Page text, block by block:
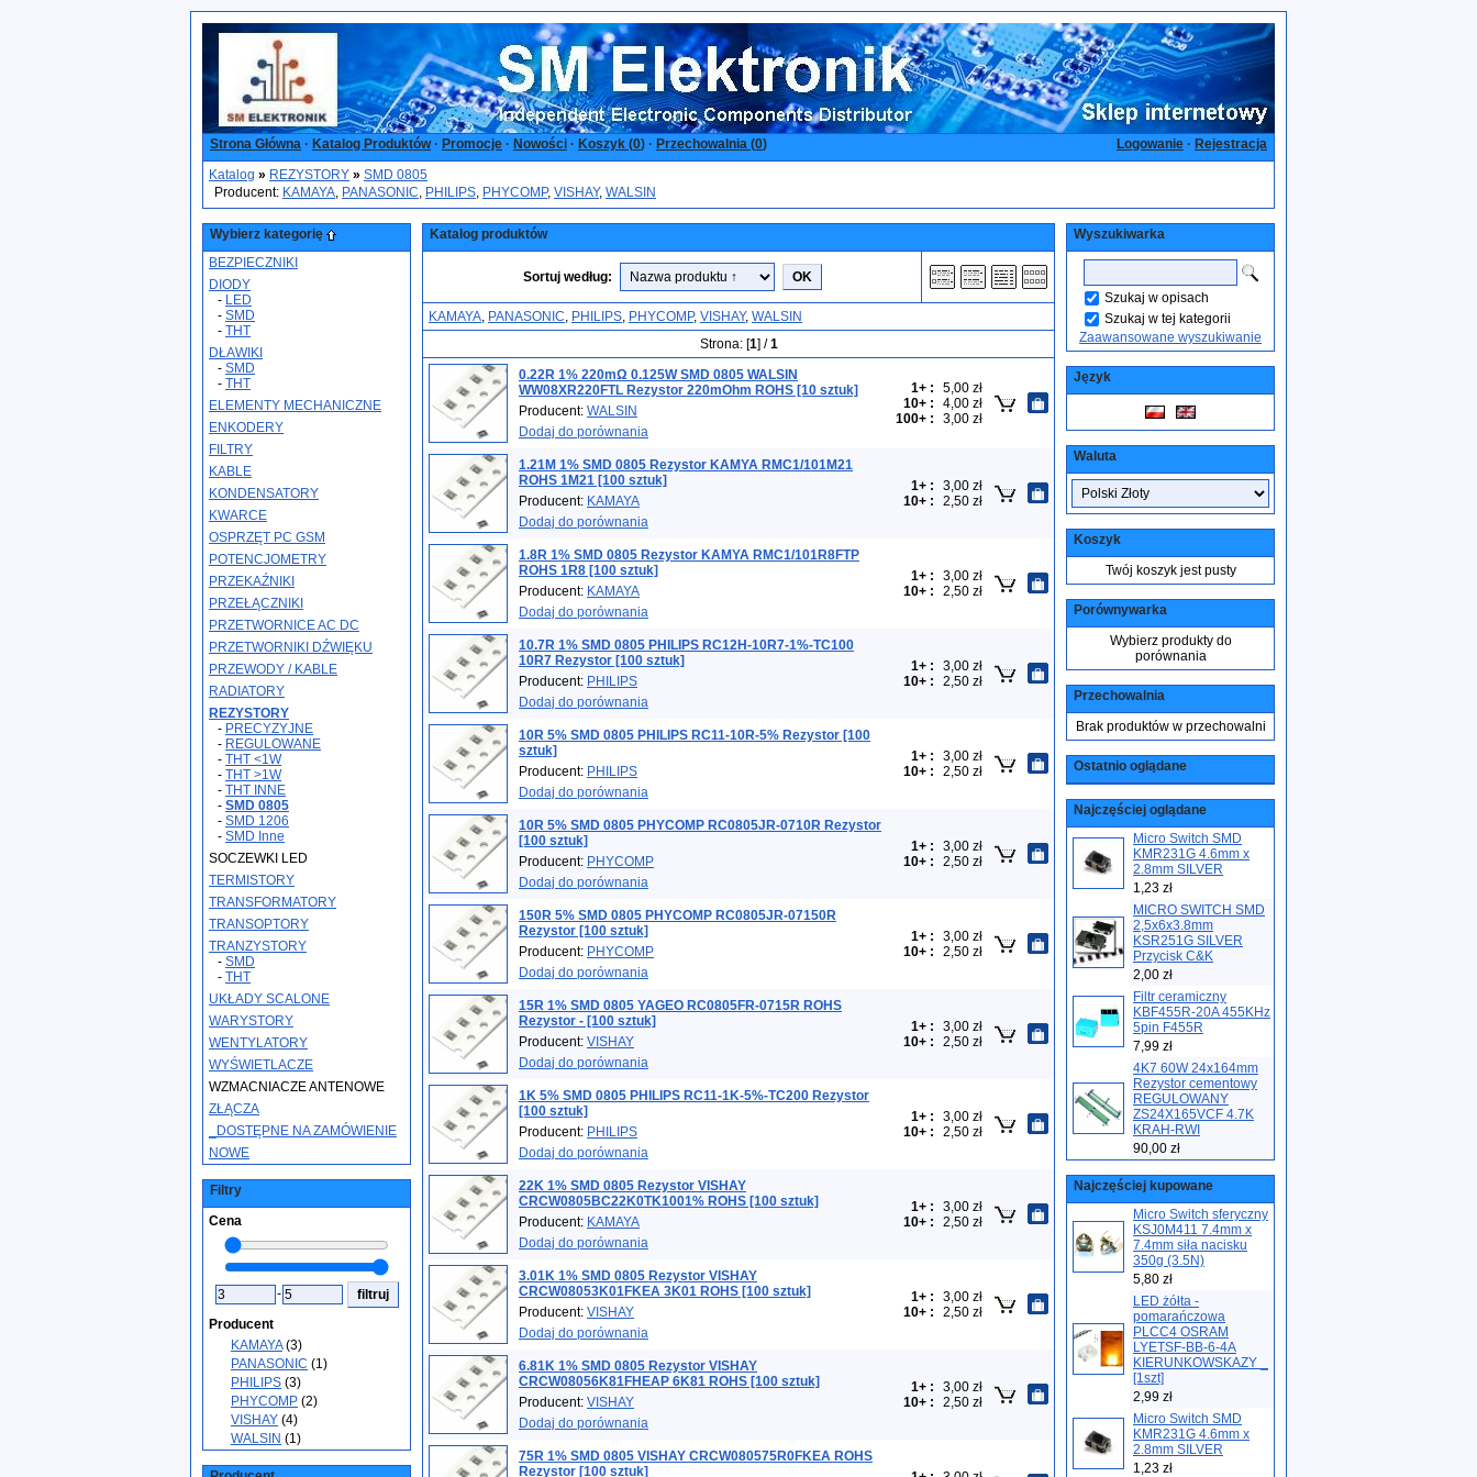
Strona Główna · Katalog Produktów· Promocje · Nowości · Koszyk (0) · Przechowalnia (0) Logowanie · Rejestracja
Katalog » REZYSTORY » SMD 0805
Producent: KAMAYA, PANASONIC, PHILIPS, PHYCOMP, VISHAY, WALSIN
Wybierz kategorię
BEZPIECZNIKI
DIODY
- LED
- SMD
- THT
DŁAWIKI
- SMD
- THT
ELEMENTY MECHANICZNE
ENKODERY
FILTRY
KABLE
KONDENSATORY
KWARCE
OSPRZĘT PC GSM
POTENCJOMETRY
PRZEKAŹNIKI
PRZEŁĄCZNIKI
PRZETWORNICE AC DC
PRZETWORNIKI DŹWIĘKU
PRZEWODY / KABLE
RADIATORY
REZYSTORY
- PRECYZYJNE
- REGULOWANE
- THT <1W
- THT >1W
- THT INNE
- SMD 0805
- SMD 1206
- SMD Inne
SOCZEWKI LED
TERMISTORY
TRANSFORMATORY
TRANSOPTORY
TRANZYSTORY
- SMD
- THT
UKŁADY SCALONE
WARYSTORY
WENTYLATORY
WYŚWIETLACZE
WZMACNIACZE ANTENOWE
ZŁĄCZA
_DOSTĘPNE NA ZAMÓWIENIE
NOWE
Filtry
Cena
-
Producent
KAMAYA(3)
PANASONIC (1)
PHILIPS (3)
PHYCOMP (2)
VISHAY (4)
WALSIN (1)
Katalog produktów
Sortuj według:
KAMAYA, PANASONIC, PHILIPS, PHYCOMP, VISHAY, WALSIN
Strona: [1] /1
0.22R 1% 220mΩ 0.125W SMD 0805 WALSIN
WW08XR220FTL Rezystor 220mOhm ROHS [10 sztuk]
Producent: WALSIN
Dodaj do porównania
1+ :
5,00 zł
10+ :
4,00 zł
100+ : 3,00 zł
1.21M 1% SMD 0805 Rezystor KAMYA RMC1/101M21
ROHS 1M21 [100 sztuk]
Producent: KAMAYA
Dodaj do porównania
1+ :
3,00 zł
10+ : 2,50 zł
1.8R 1% SMD 0805 Rezystor KAMYA RMC1/101R8FTP
ROHS 1R8 [100 sztuk]
Producent: KAMAYA
Dodaj do porównania
1+ :
3,00 zł
10+ : 2,50 zł
10.7R 1% SMD 0805 PHILIPS RC12H-10R7-1%-TC100
10R7 Rezystor [100 sztuk]
Producent: PHILIPS
Dodaj do porównania
1+ :
3,00 zł
10+ : 2,50 zł
10R 5% SMD 0805 PHILIPS RC11-10R-5% Rezystor [100
sztuk]
Producent: PHILIPS
Dodaj do porównania
1+ :
3,00 zł
10+ : 2,50 zł
10R 5% SMD 0805 PHYCOMP RC0805JR-0710R Rezystor
[100 sztuk]
Producent: PHYCOMP
Dodaj do porównania
1+ :
3,00 zł
10+ : 2,50 zł
150R 5% SMD 0805 PHYCOMP RC0805JR-07150R
Rezystor [100 sztuk]
Producent: PHYCOMP
Dodaj do porównania
1+ :
3,00 zł
10+ : 2,50 zł
15R 1% SMD 0805 YAGEO RC0805FR-0715R ROHS
Rezystor - [100 sztuk]
Producent: VISHAY
Dodaj do porównania
1+ :
3,00 zł
10+ : 2,50 zł
1K 5% SMD 0805 PHILIPS RC11-1K-5%-TC200 Rezystor
[100 sztuk]
Producent: PHILIPS
Dodaj do porównania
1+ :
3,00 zł
10+ : 2,50 zł
22K 1% SMD 0805 Rezystor VISHAY
CRCW0805BC22K0TK1001% ROHS [100 sztuk]
Producent: KAMAYA
Dodaj do porównania
1+ :
3,00 zł
10+ : 2,50 zł
3.01K 1% SMD 0805 Rezystor VISHAY
CRCW08053K01FKEA 3K01 ROHS [100 sztuk]
Producent: VISHAY
Dodaj do porównania
1+ :
3,00 zł
10+ : 2,50 zł
6.81K 1% SMD 0805 Rezystor VISHAY
CRCW08056K81FHEAP 6K81 ROHS [100 sztuk]
Producent: VISHAY
Dodaj do porównania
1+ :
3,00 zł
10+ : 2,50 zł
75R 1% SMD 0805 VISHAY CRCW080575R0FKEA ROHS
Rezystor [100 sztuk]
Wyszukiwarka
Szukaj w opisach
Szukaj w tej kategorii
Zaawansowane wyszukiwanie
Język
Waluta
Koszyk
Twój koszyk jest pusty
Porównywarka
Wybierz produkty do
porównania
Przechowalnia
Brak produktów w przechowalni
Ostatnio oglądane
Najczęściej oglądane
Micro Switch SMD
KMR231G 4.6mm x
2.8mm SILVER
1,23 zł
MICRO SWITCH SMD
2,5x6x3.8mm
KSR251G SILVER
Przycisk C&K
2,00 zł
Filtr ceramiczny
KBF455R-20A 455KHz
5pin F455R
7,99 zł
4K7 60W 24x164mm
Rezystor cementowy
REGULOWANY
ZS24X165VCF 4.7K
KRAH-RWI
90,00 zł
Najczęściej kupowane
Micro Switch sferyczny
KSJ0M411 7.4mm x
7.4mm siła nacisku
350g (3.5N)
5,80 zł
LED żółta -
pomarańczowa
PLCC4 OSRAM
LYETSF-BB-6-4A
KIERUNKOWSKAZY _
[1szt]
2,99 zł
Micro Switch SMD
KMR231G 4.6mm x
2.8mm SILVER
1,23 zł